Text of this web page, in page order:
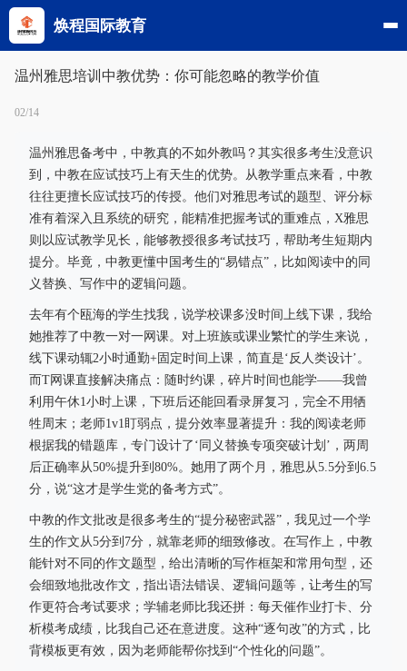
焕程国际教育
温州雅思培训中教优势：你可能忽略的教学价值
02/14
温州雅思备考中，中教真的不如外教吗？其实很多考生没意识
到，中教在应试技巧上有天生的优势。从教学重点来看，中教
往往更擅长应试技巧的传授。他们对雅思考试的题型、评分标
准有着深入且系统的研究，能精准把握考试的重难点，X雅思
则以应试教学见长，能够教授很多考试技巧，帮助考生短期内
提分。毕竟，中教更懂中国考生的“易错点”，比如阅读中的同
义替换、写作中的逻辑问题。
去年有个瓯海的学生找我，说学校课多没时间上线下课，我给
她推荐了中教一对一网课。对上班族或课业繁忙的学生来说，
线下课动辄2小时通勤+固定时间上课，简直是‘反人类设计’。
而T网课直接解决痛点：随时约课，碎片时间也能学——我曾
利用午休1小时上课，下班后还能回看录屏复习，完全不用牺
牲周末；老师1v1盯弱点，提分效率显著提升：我的阅读老师
根据我的错题库，专门设计了‘同义替换专项突破计划’，两周
后正确率从50%提升到80%。她用了两个月，雅思从5.5分到6.5
分，说“这才是学生党的备考方式”。
中教的作文批改是很多考生的“提分秘密武器”，我见过一个学
生的作文从5分到7分，就靠老师的细致修改。在写作上，中教
能针对不同的作文题型，给出清晰的写作框架和常用句型，还
会细致地批改作文，指出语法错误、逻辑问题等，让考生的写
作更符合考试要求；学辅老师比我还拼：每天催作业打卡、分
析模考成绩，比我自己还在意进度。这种“逐句改”的方式，比
背模板更有效，因为老师能帮你找到“个性化的问题”。